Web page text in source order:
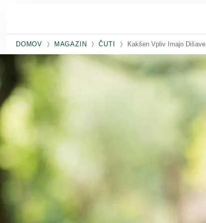
DOMOV MAGAZIN ČUTI Kakšen Vpliv Imajo Dišave